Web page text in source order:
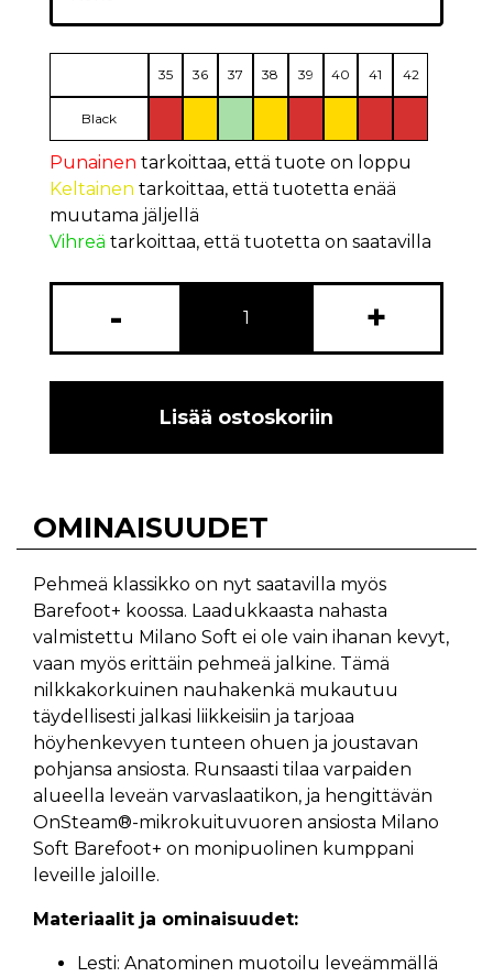
35 36 37 38 39 40 41 42
Black
Punainen tarkoittaa, että tuote on loppu
Keltainen tarkoittaa, että tuotetta enää
muutama jäljellä
Vihreä tarkoittaa, että tuotetta on saatavilla
- +
Lisää ostoskoriin
OMINAISUUDET
Pehmeä klassikko on nyt saatavilla myös
Barefoot+ koossa. Laadukkaasta nahasta
valmistettu Milano Soft ei ole vain ihanan kevyt,
vaan myös erittäin pehmeä jalkine. Tämä
nilkkakorkuinen nauhakenkä mukautuu
täydellisesti jalkasi liikkeisiin ja tarjoaa
höyhenkevyen tunteen ohuen ja joustavan
pohjansa ansiosta. Runsaasti tilaa varpaiden
alueella leveän varvaslaatikon, ja hengittävän
OnSteam®-mikrokuituvuoren ansiosta Milano
Soft Barefoot+ on monipuolinen kumppani
leveille jaloille.
Materiaalit ja ominaisuudet:
Lesti: Anatominen muotoilu leveämmällä